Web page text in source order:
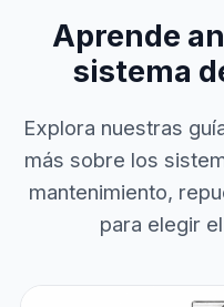
Aprende
sistema
Explora nuestras
más sobre los
mantenimiento,
para elegir